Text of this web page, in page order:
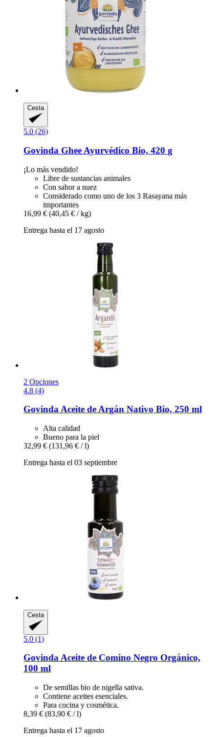
Cesta
5.0 (26)
Govinda Ghee Ayurvédico Bio, 420 g
¡Lo más vendido!
Libre de sustancias animales
Con sabor a nuez
Considerado como uno de los 3 Rasayana más
importantes
16,99 € (40,45 € / kg)
Entrega hasta el 17 agosto
2 Opciones
4.8 (4)
GovindaAceite de Argán Nativo Bio, 250 ml
Alta calidad
Bueno para la piel
32,99 € (131,96 € / l)
Entrega hasta el 03 septiembre
Cesta
5.0 (1)
GovindaAceite de Comino Negro Orgánico,
100 ml
De semillas bio de nigella sativa.
Contiene aceites esenciales.
Para cocina y cosmética.
8,39 € (83,90 € / l)
Entrega hasta el 17 agosto